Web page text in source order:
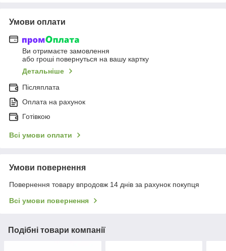
Умови оплати
Ви отримаєте замовлення
або гроші повернуться на вашу картку
Детальніше
Післяплата
Оплата на рахунок
Готівкою
Всі умови оплати
Умови повернення
Повернення товару впродовж 14 днів за рахунок покупця
Всі умови повернення
Подібні товари компанії